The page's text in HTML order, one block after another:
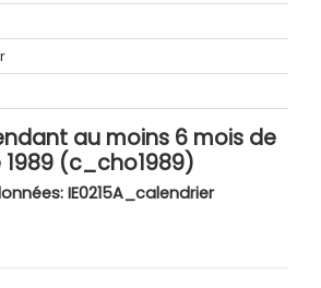
au moins 6 mois de
(c_cho1989)
IE0215A_calendrier